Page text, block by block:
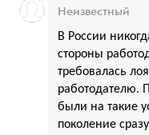
В России
стороны
требовалась
работодателю.
были на такие
поколение
Неизвестный